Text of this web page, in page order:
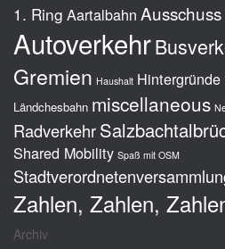
1. Ring Aartalbahn
Autoverkehr
Gremien Haushalt Hintergründe
Ländchesbahn miscellaneous
Radverkehr
Shared Mobility Spaß mit OSM
Zahlen, Zahlen,
Archiv